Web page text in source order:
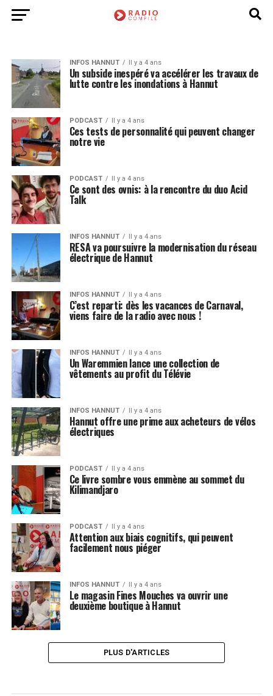
INFOS HANNUT Il y a 4 ans
Un subside inespéré va accélérer les travaux de
lutte contre les inondations à Hannut
PODCAST Il y a 4 ans
Ces tests de personnalité qui peuvent changer
notre vie
PODCAST Il y a 4 ans
Ce sont des ovnis: à la rencontre du duo Acid
Talk
INFOS HANNUT Il y a 4 ans
RESA va poursuivre la modernisation du réseau
électrique de Hannut
INFOS HANNUT Il y a 4 ans
C’est reparti: dès les vacances de Carnaval,
viens faire de la radio avec nous !
INFOS HANNUT Il y a 4 ans
Un Waremmien lance une collection de
vêtements au profit du Télévie
INFOS HANNUT Il y a 4 ans
Hannut offre une prime aux acheteurs de vélos
électriques
PODCAST Il y a 4 ans
Ce livre sombre vous emmène au sommet du
Kilimandjaro
PODCAST Il y a 4 ans
Attention aux biais cognitifs, qui peuvent
facilement nous piéger
INFOS HANNUT Il y a 4 ans
Le magasin Fines Mouches va ouvrir une
deuxième boutique à Hannut
PLUS D'ARTICLES